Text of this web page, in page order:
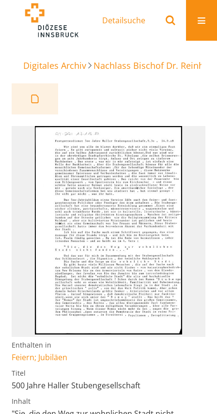
Detailsuche
Digitales Archiv Nachlass Bischof Dr.
Enthalten in
Feiern; Jubiläen
Titel
500 Jahre Haller Stubengesellschaft
Inhalt